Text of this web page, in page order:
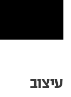
עיצוב